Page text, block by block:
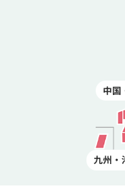
中国
九州・